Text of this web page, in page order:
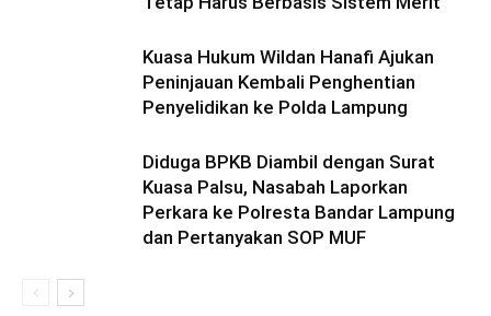
Kuasa Hukum Wildan Hanafi Ajukan
Peninjauan Kembali Penghentian
Penyelidikan ke Polda Lampung
Diduga BPKB Diambil dengan Surat
Kuasa Palsu, Nasabah Laporkan
Perkara ke Polresta Bandar Lampung
dan Pertanyakan SOP MUF